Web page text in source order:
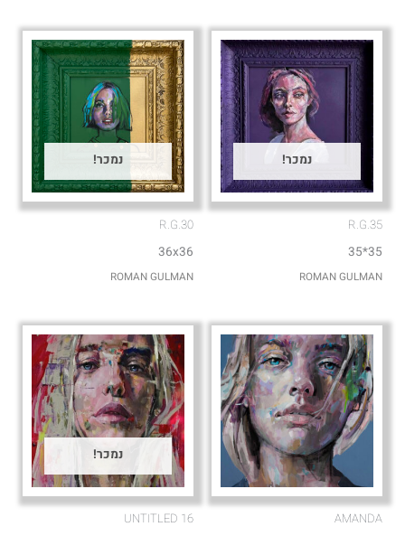
p
e
נמכר!
R.G.35
35*35
ROMAN GULMAN
נמכר!
R.G.30
36x36
ROMAN GULMAN
AMANDA
נמכר!
UNTITLED 16